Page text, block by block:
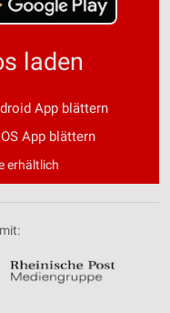
laden
App blättern
App blättern
erhältlich